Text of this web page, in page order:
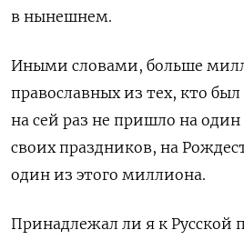
в нынешнем.
Иными словами, больше
православных из тех, кто был
на сей раз не пришло на
своих праздников, на
один из этого миллиона.
Принадлежал ли я к Русской